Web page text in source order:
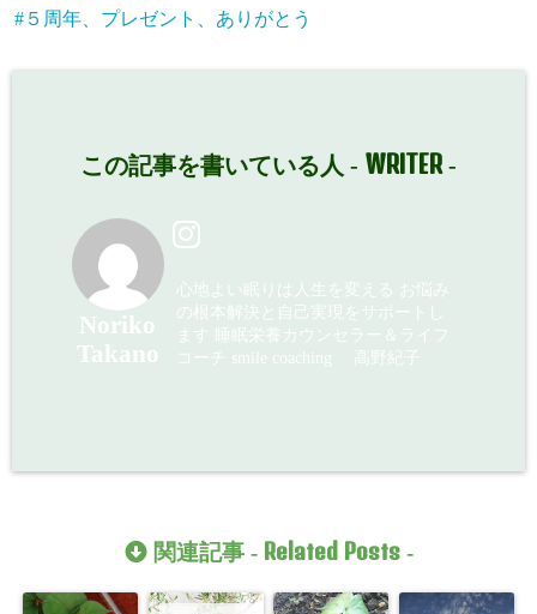
５周年、プレゼント、ありがとう
この記事を書いている人 - WRITER-
Noriko
Takano
心地よい眠りは人生を変える お悩み
の根本解決と自己実現をサポートし
ます 睡眠栄養カウンセラー＆ライフ
コーチ smile coaching 高野紀子
関連記事 - Related Posts-